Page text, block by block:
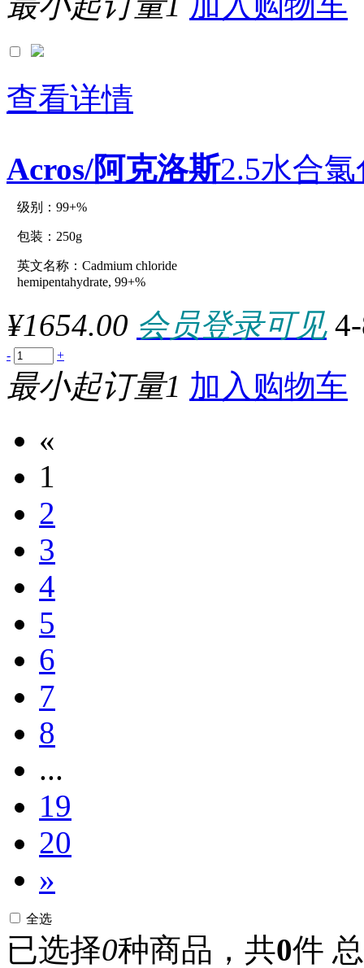
查看详情
Acros/阿克洛斯2.5水合氯
原厂型号：C19702-250g
参数：
级别：99+%
包装：250g
英文名称：Cadmium chloride
hemipentahydrate, 99+%
¥1654.00 会员登录可见
- +
最小起订量1 加入购物车
«
1
2
3
4
5
6
7
8
...
19
20
»
全选
已选择0种商品，共0件